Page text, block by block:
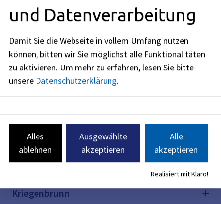
Erlangen Innenstadt
Erlangen Ost
Erlangen Süd
Frauenaurach
Hüttendorf
Kosbach/Häusling/Steudach
Kriegenbrunn
und Datenverarbeitung
Damit Sie die Webseite in vollem Umfang nutzen
können, bitten wir Sie möglichst alle Funktionalitäten
zu aktivieren. Um mehr zu erfahren, lesen Sie bitte
unsere Datenschutzerklärung.
Alles
ablehnen
Ausgewählte
akzeptieren
Alle
akzeptieren
Realisiert mit Klaro!